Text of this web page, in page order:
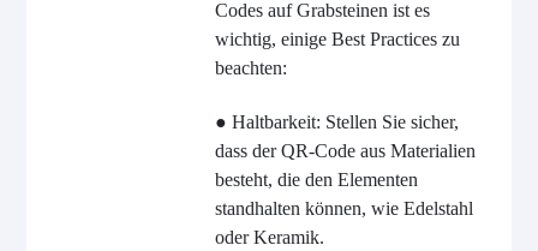
Codes auf Grabsteinen ist es
wichtig, einige Best Practices zu
beachten:
● Haltbarkeit: Stellen Sie sicher,
dass der QR-Code aus Materialien
besteht, die den Elementen
standhalten können, wie Edelstahl
oder Keramik.